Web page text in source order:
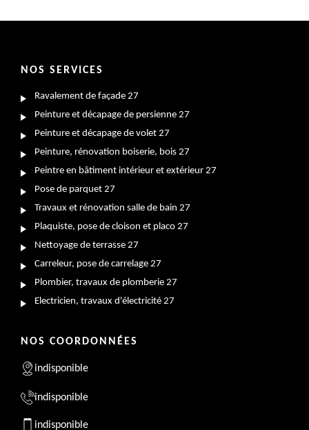
NOS SERVICES
Ravalement de façade 27
Peinture et décapage de persienne 27
Peinture et décapage de volet 27
Peinture, rénovation boiserie, bois 27
Peintre en bâtiment intérieur et extérieur 27
Pose de parquet 27
Travaux et rénovation salle de bain 27
Plaquiste, pose de cloison et placo 27
Nettoyage de terrasse 27
Carreleur, pose de carrelage 27
Plombier, travaux de plomberie 27
Electricien, travaux d'électricité 27
NOS COORDONNÉES
indisponible
indisponible
indisponible